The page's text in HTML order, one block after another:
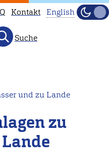
Kontakt
available
English.
English
Hell
Suche
und zu Lande
zu